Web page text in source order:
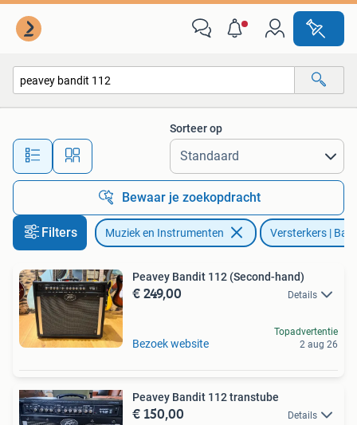
Alle afstanden…
Sorteer op
Bewaar je zoekopdracht
Filters Muziek en Instrumenten Versterkers | Bas
Peavey Bandit 112 (Second-hand)
€ 249,00 Details
Bezoek website
Topadvertentie
2 aug 26
Peavey Bandit 112 transtube
€ 150,00 Details